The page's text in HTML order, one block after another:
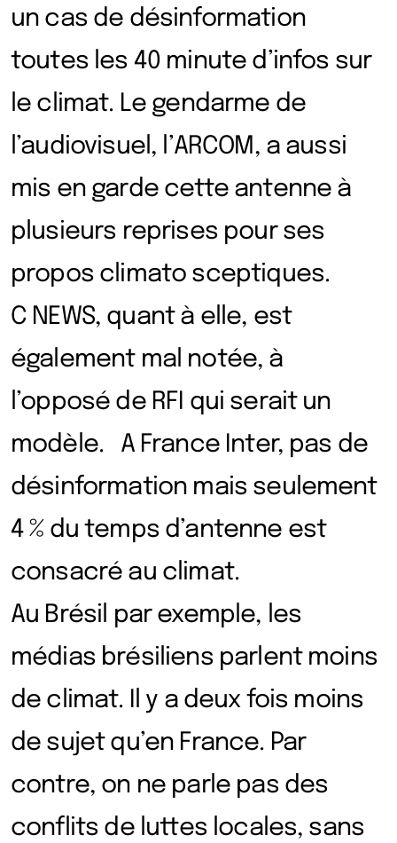
un cas de désinformation
toutes les 40 minute d’infos sur
le climat. Le gendarme de
l’audiovisuel, l’ARCOM, a aussi
mis en garde cette antenne à
plusieurs reprises pour ses
propos climato sceptiques.
C NEWS, quant à elle, est
également mal notée, à
l’opposé de RFI qui serait un
modèle. A France Inter, pas de
désinformation mais seulement
4 % du temps d’antenne est
consacré au climat.
Au Brésil par exemple, les
médias brésiliens parlent moins
de climat. Il y a deux fois moins
de sujet qu’en France. Par
contre, on ne parle pas des
conflits de luttes locales, sans